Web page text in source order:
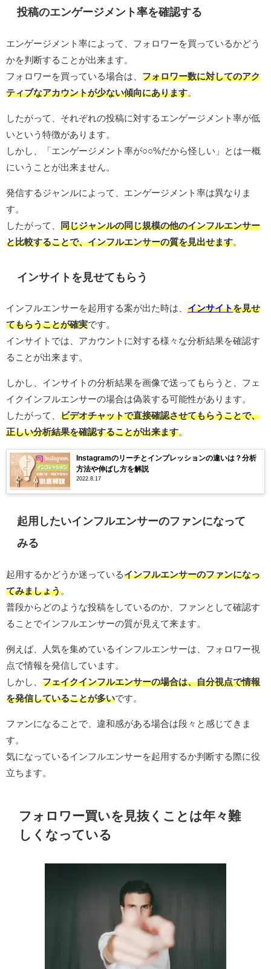
投稿のエンゲージメント率を確認する
エンゲージメント率によって、フォロワーを買っているかどう
かを判断することが出来ます。
フォロワーを買っている場合は、 フォロワー数に対してのアク
ティブなアカウントが少ない傾向にあります
したがって、それぞれの投稿に対するエンゲージメント率が低
いという特徴があります。
しかし、「エンゲージメント率が○○%だから怪しい」とは一概
にいうことが出来ません。
発信するジャンルによって、エンゲージメント率は異なりま
す。
したがって、 同じジャンルの同じ規模の他のインフルエンサー
と比較することで、インフルエンサーの質を見出せます
インサイトを見せてもらう
インフルエンサーを起用する案が出た時は、 インサイトを見せ
てもらうことが確実です。
インサイトでは、アカウントに対する様々な分析結果を確認す
ることが出来ます。
しかし、インサイトの分析結果を画像で送ってもらうと、フェ
イクインフルエンサーの場合は偽装する可能性があります。
したがって、 ビデオチャットで直接確認させてもらうことで、
正しい分析結果を確認することが出来ます。
Instagramのリーチとインプレッションの違いは？分析
方法や伸ばし方を解説
2022.8.17
起用したいインフルエンサーのファンになって
みる
起用するかどうか迷っているインフルエンサーのファンになっ
てみましょう。
普段からどのような投稿をしているのか、ファンとして確認す
ることでインフルエンサーの質が見えて来ます。
例えば、人気を集めているインフルエンサーは、フォロワー視
点で情報を発信しています。
しかし、 フェイクインフルエンサーの場合は、自分視点で情報
を発信していることが多いです。
ファンになることで、違和感がある場合は段々と感じてきま
す。
気になっているインフルエンサーを起用するか判断する際に役
立ちます。
フォロワー買いを見抜くことは年々難
しくなっている